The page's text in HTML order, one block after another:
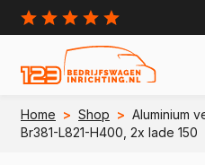
Home > Shop > Aluminium
Br381-L821-H400, 2x lade 150